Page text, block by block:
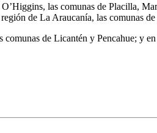
las comunas de Placilla,
de La Araucanía, las comunas
de Licantén y Pencahue; y